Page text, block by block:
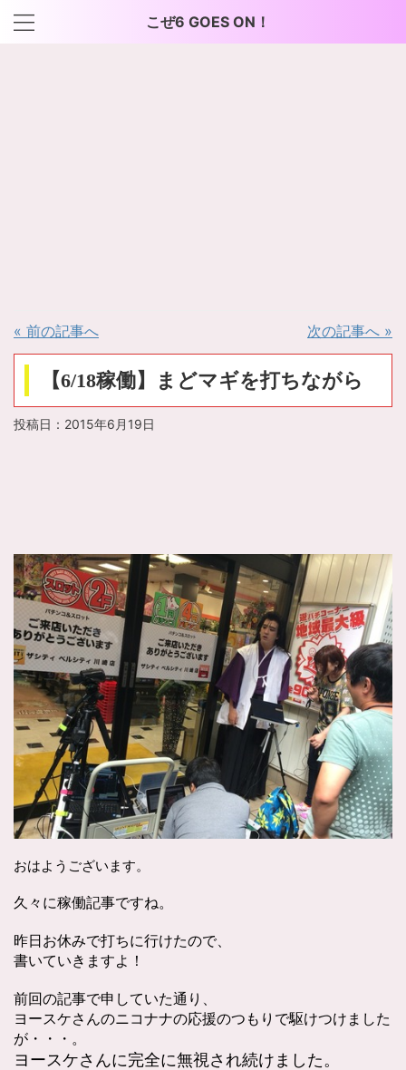
こぜ6 GOES ON！
« 前の記事へ 次の記事へ »
【6/18稼働】まどマギを打ちながら
投稿日： 2015年6月19日
おはようございます。
久々に稼働記事ですね。
昨日お休みで打ちに行けたので、
書いていきますよ！
前回の記事で申していた通り、
ヨースケさんのニコナナの応援のつもりで駆けつけました
が・・・。
ヨースケさんに完全に無視され続けました。